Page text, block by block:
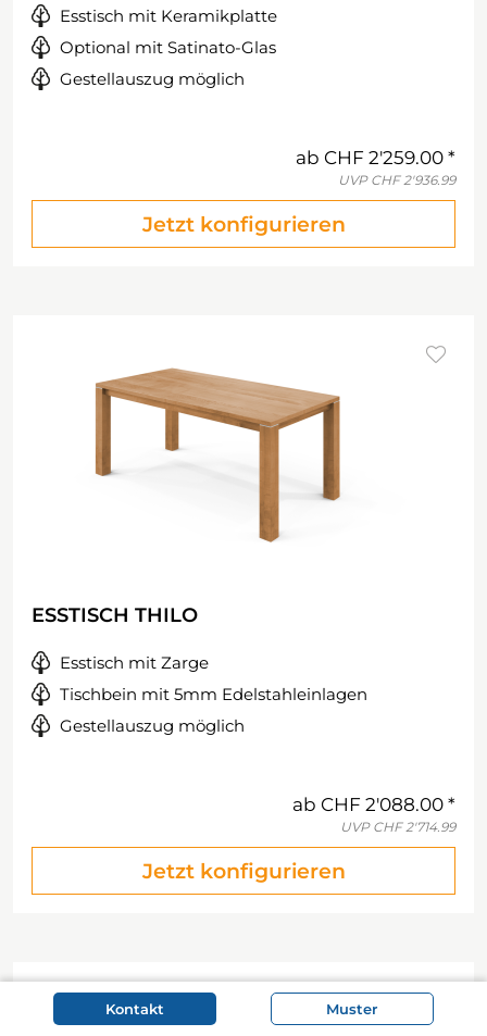
Esstisch mit Keramikplatte
Optional mit Satinato-Glas
Gestellauszug möglich
ab CHF 2'259.00
UVP CHF 2'936.99
Jetzt konfigurieren
ESSTISCH THILO
Esstisch mit Zarge
Tischbein mit 5mm Edelstahleinlagen
Gestellauszug möglich
ab CHF 2'088.00
UVP CHF 2'714.99
Jetzt konfigurieren
Kontakt Muster